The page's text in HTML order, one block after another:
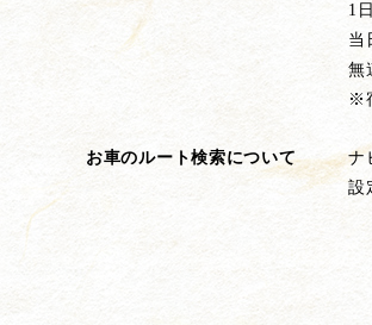
1
当
無
※
お車のルート検索について
ナ
設